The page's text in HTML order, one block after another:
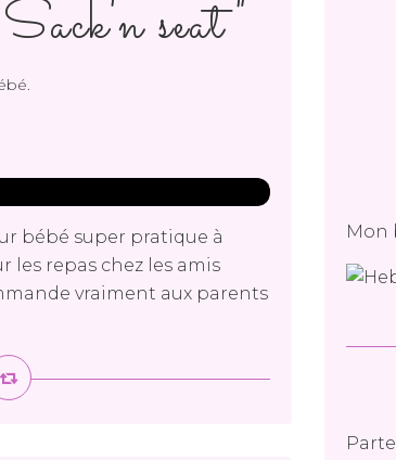
seat"
bébé super pratique à
les repas chez les amis
vraiment aux parents
Mon